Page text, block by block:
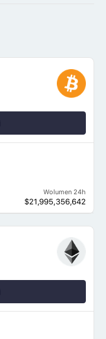
Wolumen 24h
$21,995,356,642